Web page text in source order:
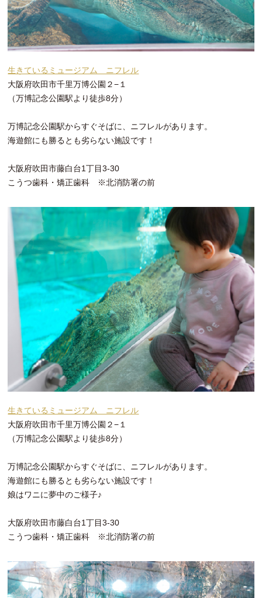
生きているミュージアム ニフレル
大阪府吹田市千里万博公園２−１
（万博記念公園駅より徒歩8分）
万博記念公園駅からすぐそばに、ニフレルがあります。
海遊館にも勝るとも劣らない施設です！
大阪府吹田市藤白台1丁目3-30
こうつ歯科・矯正歯科 ※北消防署の前
生きているミュージアム ニフレル
大阪府吹田市千里万博公園２−１
（万博記念公園駅より徒歩8分）
万博記念公園駅からすぐそばに、ニフレルがあります。
海遊館にも勝るとも劣らない施設です！
娘はワニに夢中のご様子♪
大阪府吹田市藤白台1丁目3-30
こうつ歯科・矯正歯科 ※北消防署の前